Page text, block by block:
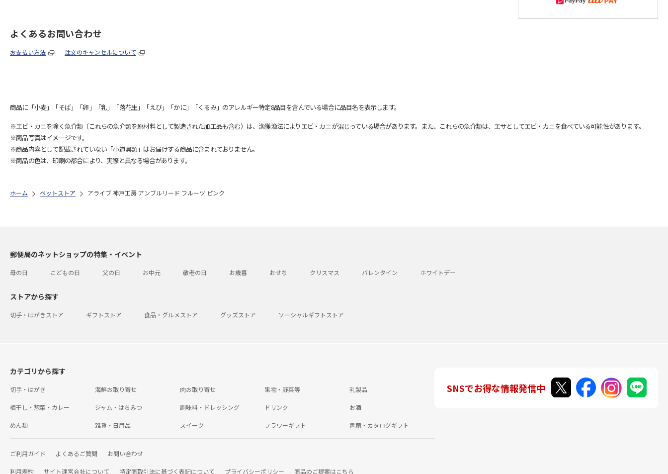
よくあるお問い合わせ
お支払い方法 注文のキャンセルについて
商品に「小麦」「そば」「卵」「乳」「落花生」「えび」「かに」「くるみ」のアレルギー特定8品目を含んでいる場合に品目名を表示します。
※エビ・カニを除く魚介類（これらの魚介類を原材料として製造された加工品も含む）は、漁獲漁法によりエビ・カニが混じっている場合があります。また、これらの魚介類は、エサとしてエビ・カニを食べている可能性があります。
※商品写真はイメージです。
※商品内容として記載されていない「小道具類」はお届けする商品に含まれておりません。
※商品の色は、印刷の都合により、実際と異なる場合があります。
ホーム ペットストア アライブ 神戸工房 アンブルリード フルーツ ピンク
郵便局のネットショップの特集・イベント
母の日 こどもの日 父の日 お中元 敬老の日 お歳暮 おせち クリスマス バレンタイン ホワイトデー
ストアから探す
切手・はがきストア ギフトストア 食品・グルメストア グッズストア ソーシャルギフトストア
カテゴリから探す
切手・はがき 海鮮お取り寄せ 肉お取り寄せ 果物・野菜等 乳製品
梅干し・惣菜・カレー ジャム・はちみつ 調味料・ドレッシング ドリンク お酒
めん類 雑貨・日用品 スイーツ フラワーギフト 書籍・カタログギフト
ご利用ガイド よくあるご質問 お問い合わせ
利用規約 サイト運営会社について 特定商取引法に基づく表記について プライバシーポリシー 商品のご提案はこちら
SNSでお得な情報発信中